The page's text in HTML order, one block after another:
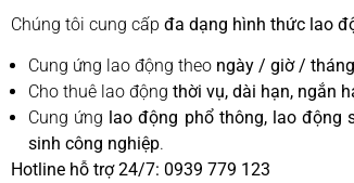
Chúng tôi cung cấp đa dạng hình thức lao
Cung ứng lao động theo ngày / giờ /
Cho thuê lao động thời vụ, dài hạn, ngắn
Cung ứng lao động phổ thông, lao động
sinh công nghiệp.
Hotline hỗ trợ 24/7: 0939 779 123